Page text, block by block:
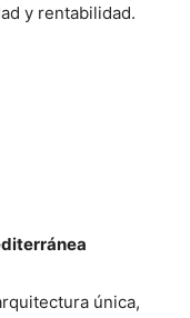
y rentabilidad.
única,